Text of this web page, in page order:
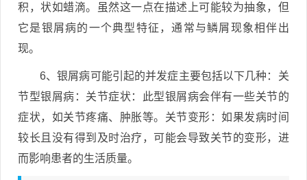
积，状如蜡滴。虽然这一点在描述上可能较为抽象，但
它是银屑病的一个典型特征，通常与鳞屑现象相伴出
现。
6、银屑病可能引起的并发症主要包括以下几种：关
节型银屑病：关节症状：此型银屑病会伴有一些关节的
症状，如关节疼痛、肿胀等。关节变形：如果发病时间
较长且没有得到及时治疗，可能会导致关节的变形，进
而影响患者的生活质量。